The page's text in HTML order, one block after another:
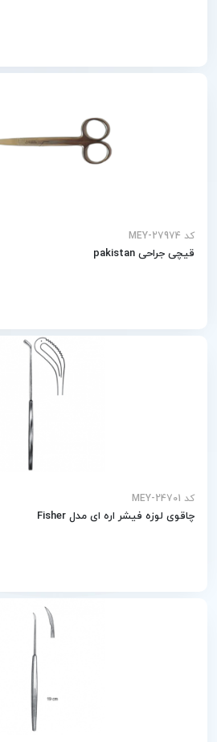
کد MEY-27974
قیچی جراحی pakistan
کد MEY-24701
چاقوی لوزه فیشر اره ای مدل Fisher